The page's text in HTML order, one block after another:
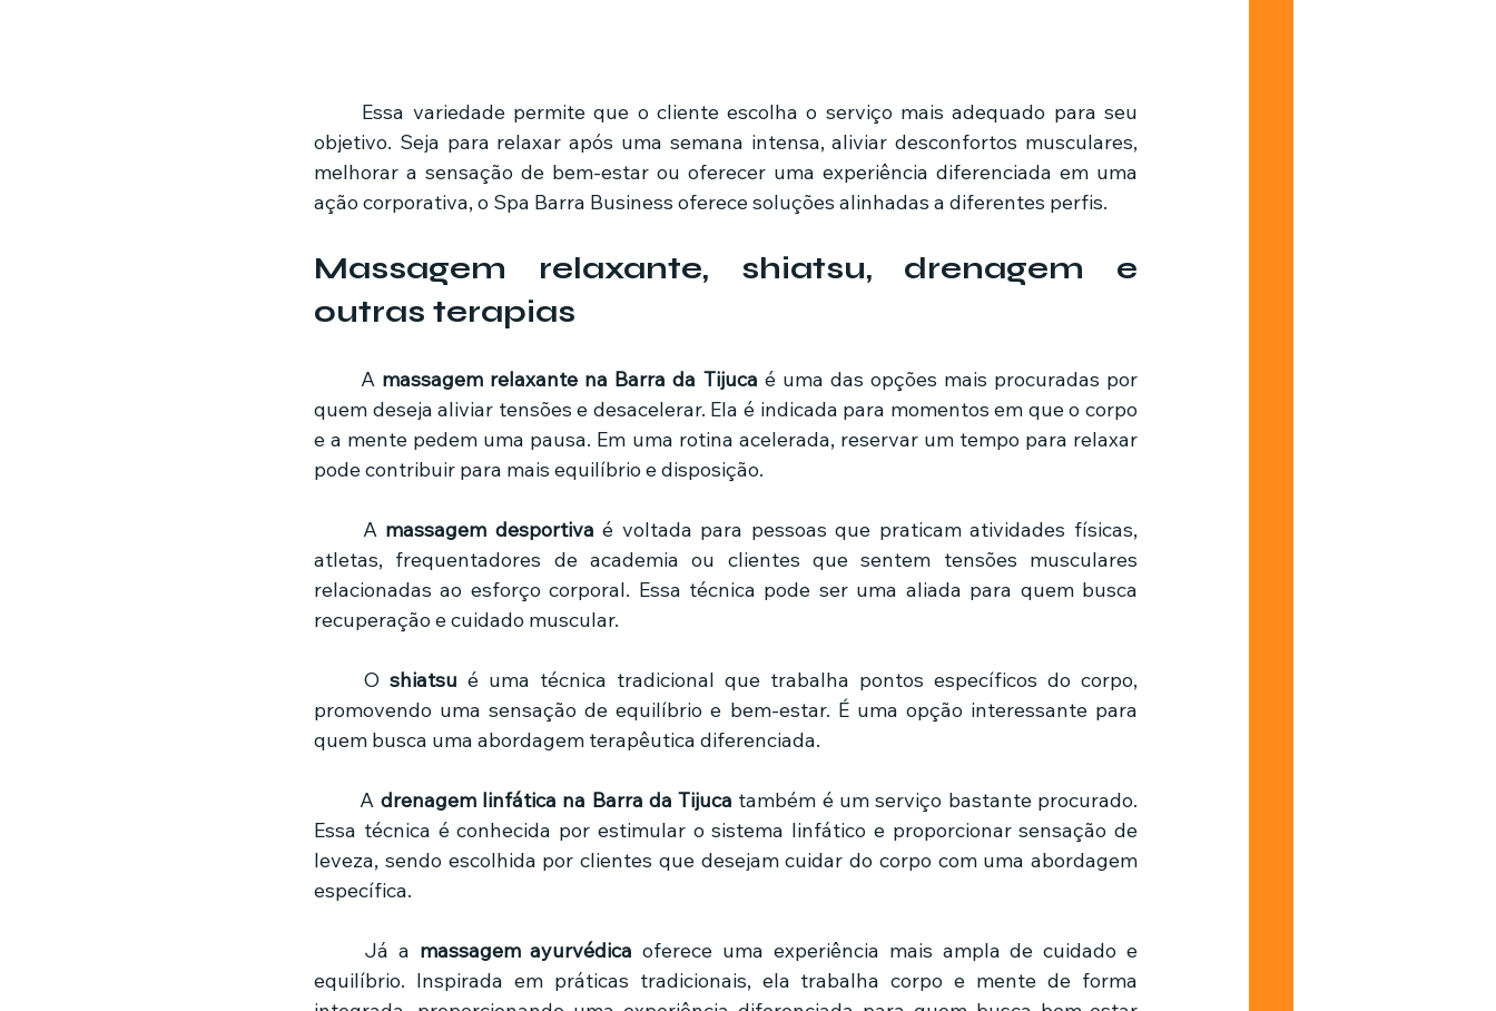
objetivo. Seja para relaxar após uma semana intensa, aliviar desconfortos musculares,
melhorar a sensação de bem-estar ou oferecer uma experiência diferenciada em uma
ação corporativa, o Spa Barra Business oferece soluções alinhadas a diferentes perfis.
Massagem relaxante, shiatsu, drenagem e
outras terapias
	A
massagem relaxante na Barra da Tijuca é uma das opções mais procuradas por
quem deseja aliviar tensões e desacelerar. Ela é indicada para momentos em que o corpo
e a mente pedem uma pausa. Em uma rotina acelerada, reservar um tempo para relaxar
pode contribuir para mais equilíbrio e disposição.
	A
massagem desportiva é voltada para pessoas que praticam atividades físicas,
atletas, frequentadores de academia ou clientes que sentem tensões musculares
relacionadas ao esforço corporal. Essa técnica pode ser uma aliada para quem busca
recuperação e cuidado muscular.
	O
shiatsu é uma técnica tradicional que trabalha pontos específicos do corpo,
promovendo uma sensação de equilíbrio e bem-estar. É uma opção interessante para
quem busca uma abordagem terapêutica diferenciada.
	A
drenagem linfática na Barra da Tijuca também é um serviço bastante procurado.
Essa técnica é conhecida por estimular o sistema linfático e proporcionar sensação de
leveza, sendo escolhida por clientes que desejam cuidar do corpo com uma abordagem
específica.
	Já a
massagem ayurvédica oferece uma experiência mais ampla de cuidado e
equilíbrio. Inspirada em práticas tradicionais, ela trabalha corpo e mente de forma